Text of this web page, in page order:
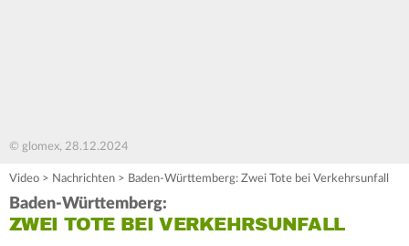
© glomex, 28.12.2024
Video > Nachrichten > Baden-Württemberg: Zwei Tote bei Verkehrsunfall
Baden-Württemberg:
ZWEI TOTE BEI VERKEHRSUNFALL